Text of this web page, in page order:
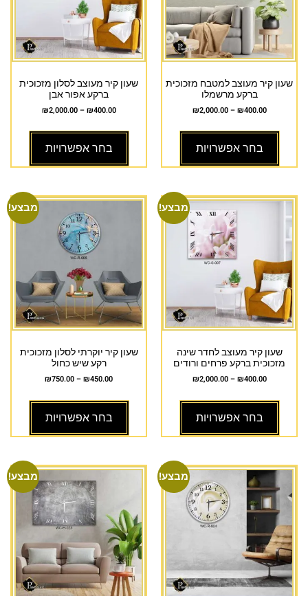
שעון קיר מעוצב למטבח מזכוכית
ברקע מרשמלו
₪400.00
–
₪2,000.00
בחר אפשרויות
שעון קיר מעוצב לסלון מזכוכית
ברקע אפור אבן
₪400.00
–
₪2,000.00
בחר אפשרויות
מבצע!
שעון קיר מעוצב לחדר שינה
מזכוכית ברקע פרחים ורודים
₪400.00
–
₪2,000.00
בחר אפשרויות
מבצע!
שעון קיר יוקרתי לסלון מזכוכית
רקע שיש כחול
₪450.00
–
₪750.00
בחר אפשרויות
מבצע! מבצע!